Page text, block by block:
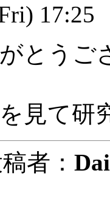
17:25
とうご
見て研
者：